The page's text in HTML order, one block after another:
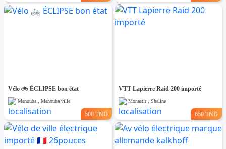
Vélo 🚲 ÉCLIPSE bon état
Manouba , Manouba ville
500 TND
VTT Lapierre Raid 200 importé
Monastir , Shaline
650 TND